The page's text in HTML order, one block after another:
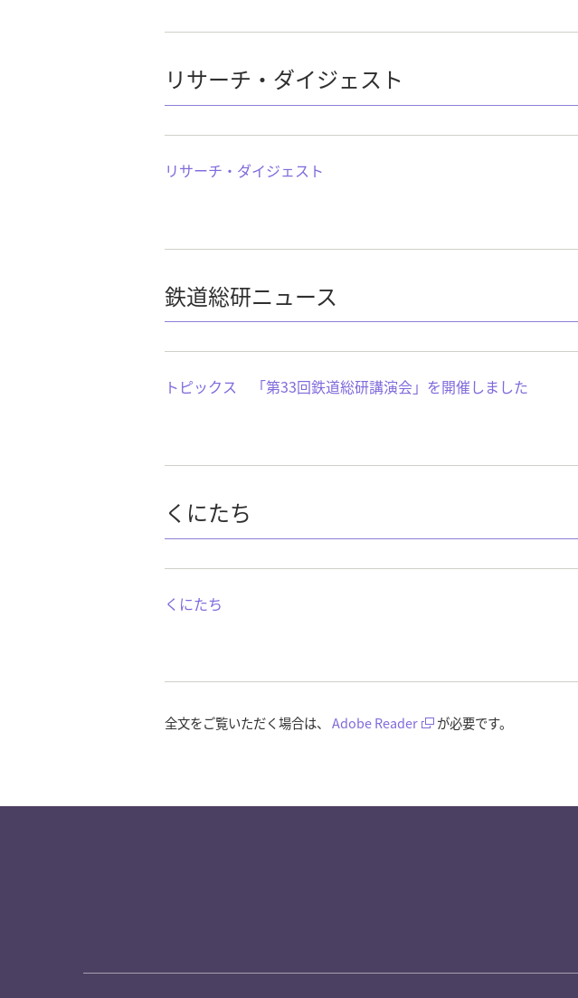
リサーチ・ダイジェスト
リサーチ・ダイジェスト
鉄道総研ニュース
トピックス 「第33回鉄道総研講演会」を開催しました
くにたち
くにたち
全文をご覧いただく場合は、 Adobe Reader が必要です。